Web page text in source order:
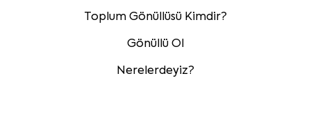
Toplum Gönüllüsü Kimdir?
Gönüllü Ol
Nerelerdeyiz?